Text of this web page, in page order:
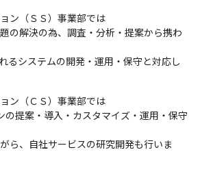
ン（ＳＳ）事業部では
の解決の為、調査・分析・提案から携わ
るシステムの開発・運用・保守と対応し
ン（ＣＳ）事業部では
提案・導入・カスタマイズ・運用・保守
ら、自社サービスの研究開発も行いま